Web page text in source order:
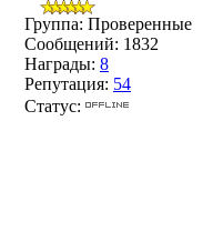
Группа: Проверенные
Сообщений: 1832
Награды: 8
Репутация: 54
Статус: